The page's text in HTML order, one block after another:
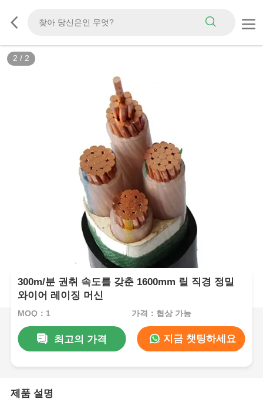
2 / 2
300m/분 권취 속도를 갖춘 1600mm 릴 직경 정밀
와이어 레이징 머신
MOQ：1 가격：협상 가능
최고의 가격 지금 챗팅하세요
제품 설명